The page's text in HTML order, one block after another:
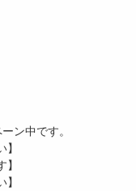
ン中です。